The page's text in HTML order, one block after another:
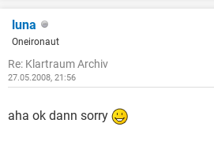
luna
Oneironaut
Re: Klartraum Archiv
27.05.2008, 21:56
aha ok dann sorry